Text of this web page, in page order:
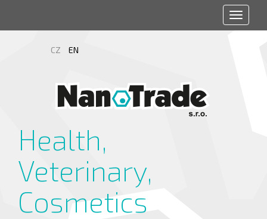
CZ EN
Health,
Veterinary,
Cosmetics
Toggle